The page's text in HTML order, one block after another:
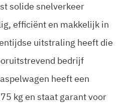
Contact
solide snelverkeer
efficiënt en makkelijk in
uitstraling heeft die
bedrijf
heeft een
kg en staat garant voor